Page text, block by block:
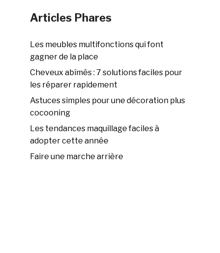
Articles Phares
Les meubles multifonctions qui font
gagner de la place
Cheveux abîmés : 7 solutions faciles pour
les réparer rapidement
Astuces simples pour une décoration plus
cocooning
Les tendances maquillage faciles à
adopter cette année
Faire une marche arrière